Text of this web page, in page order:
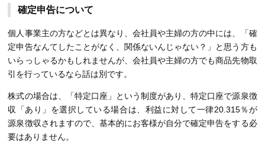
確定申告について
個人事業主の方などとは異なり、会社員や主婦の方の中には、「確
定申告なんてしたことがなく、関係ないんじゃない？」と思う方も
いらっしゃるかもしれませんが、会社員や主婦の方でも商品先物取
引を行っているなら話は別です。
株式の場合は、「特定口座」という制度があり、特定口座で源泉徴
収「あり」を選択している場合は、利益に対して一律20.315％が
源泉徴収されますので、基本的にお客様が自分で確定申告をする必
要はありません。